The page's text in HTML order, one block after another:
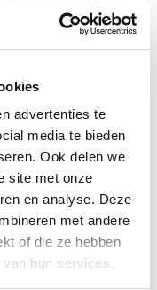
advertenties te
media te bieden
Ook delen we
site met onze
en analyse. Deze
met andere
of die ze hebben
hun services.